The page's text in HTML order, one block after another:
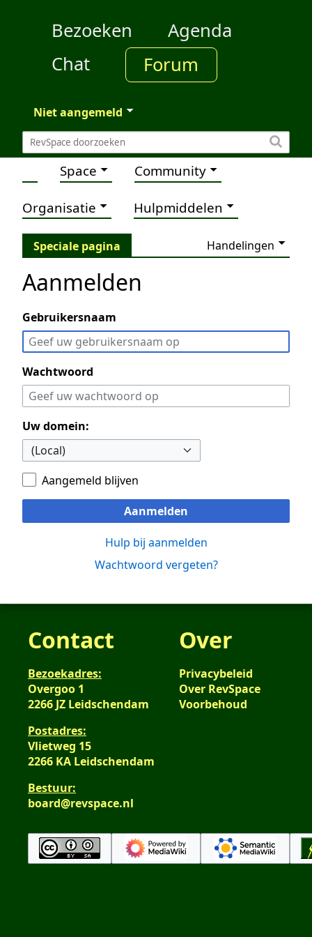
Bezoeken
Agenda
Chat
Forum
Niet aangemeld
Space Community
Organisatie Hulpmiddelen
Speciale pagina Handelingen
Aanmelden
Gebruikersnaam
Wachtwoord
Uw domein:
Aangemeld blijven
Aanmelden
Hulp bij aanmelden
Wachtwoord vergeten?
Contact
Bezoekadres:
Overgoo 1
2266 JZ Leidschendam
Postadres:
Vlietweg 15
2266 KA Leidschendam
Bestuur:
board@revspace.nl
Over
Privacybeleid
Over RevSpace
Voorbehoud